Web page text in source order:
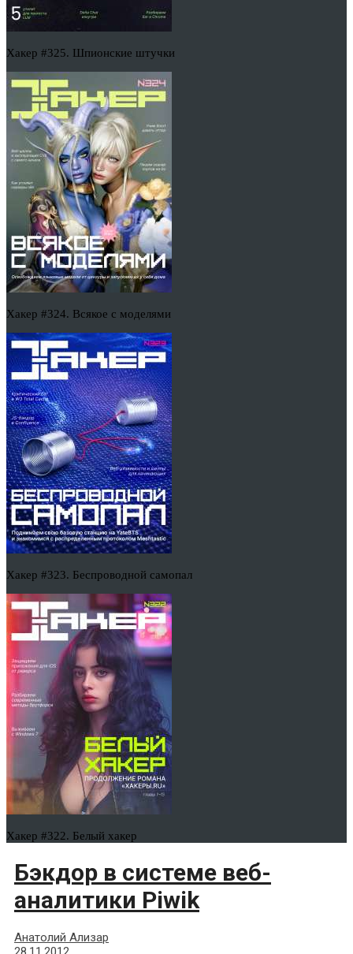
Хакер #325. Шпионские штучки
Хакер #324. Всякое с моделями
Хакер #323. Беспроводной самопал
Хакер #322. Белый хакер
Бэкдор в системе веб-
аналитики Piwik
Анатолий Ализар